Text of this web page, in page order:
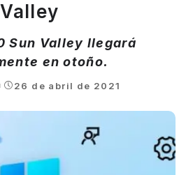
Valley
Sun Valley llegará
en otoño.
26 de abril de 2021